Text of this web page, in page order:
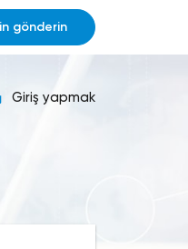
gönderin
Giriş yapmak